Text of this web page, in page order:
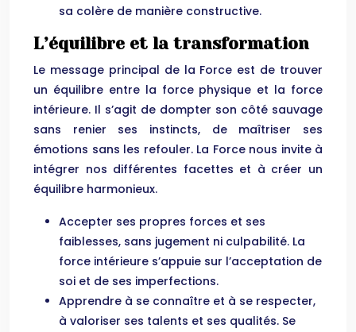
sa colère de manière constructive.
L’équilibre et la transformation
Le message principal de la Force est de trouver
un équilibre entre la force physique et la force
intérieure. Il s’agit de dompter son côté sauvage
sans renier ses instincts, de maîtriser ses
émotions sans les refouler. La Force nous invite à
intégrer nos différentes facettes et à créer un
équilibre harmonieux.
Accepter ses propres forces et ses
faiblesses, sans jugement ni culpabilité. La
force intérieure s’appuie sur l’acceptation de
soi et de ses imperfections.
Apprendre à se connaître et à se respecter,
à valoriser ses talents et ses qualités. Se